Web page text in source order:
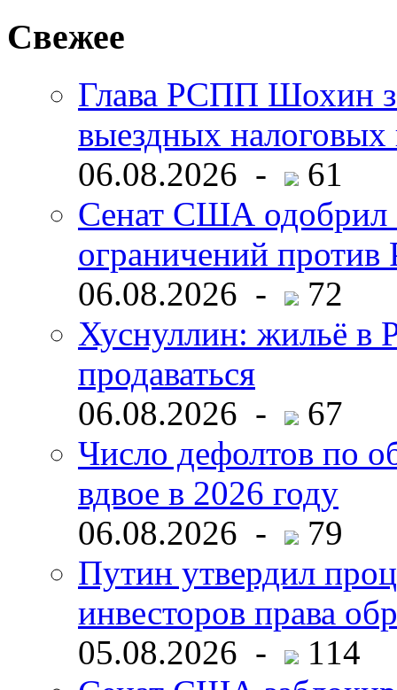
Свежее
Глава РСПП Шохин
выездных налоговых
06.08.2026 -
61
Сенат США одобрил
ограничений
06.08.2026 -
72
Хуснуллин: жильё в
продаваться
06.08.2026 -
67
Число дефолтов по
вдвое в 2026 году
06.08.2026 -
79
Путин утвердил
инвесторов права
05.08.2026 -
114